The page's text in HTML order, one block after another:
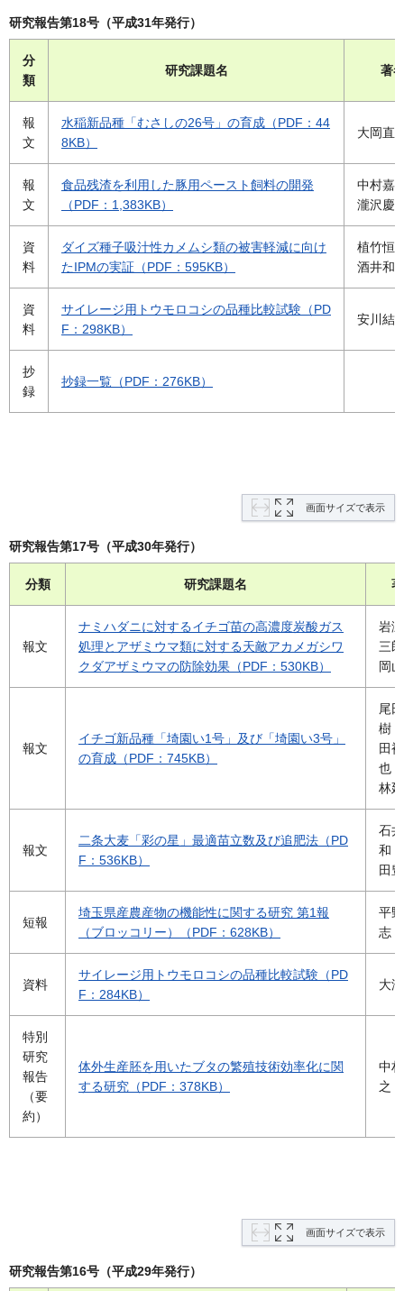
研究報告第18号（平成31年発行）
分
類
研究課題名 著
報
文
水稲新品種「むさしの26号」の育成（PDF：44
8KB）
大岡直
報
文
食品残渣を利用した豚用ペースト飼料の開発
（PDF：1,383KB）
中村嘉
瀧沢慶
資
料
ダイズ種子吸汁性カメムシ類の被害軽減に向け
たIPMの実証（PDF：595KB）
植竹恒
酒井和
資
料
サイレージ用トウモロコシの品種比較試験（PD
F：298KB）
安川結
抄
録
抄録一覧（PDF：276KB）
画面サイズで表示
研究報告第17号（平成30年発行）
分類 研究課題名
報文
ナミハダニに対するイチゴ苗の高濃度炭酸ガス
処理とアザミウマ類に対する天敵アカメガシワ
クダアザミウマの防除効果（PDF：530KB）
岩
三
岡
報文
イチゴ新品種「埼園い1号」及び「埼園い3号」
の育成（PDF：745KB）
尾
樹
田裕
也
林
報文
二条大麦「彩の星」最適苗立数及び追肥法（PD
F：536KB）
石
和
田
短報
埼玉県産農産物の機能性に関する研究 第1報
（ブロッコリー）（PDF：628KB）
平
志
資料
サイレージ用トウモロコシの品種比較試験（PD
F：284KB）
大
特別
研究
報告
（要
約）
体外生産胚を用いたブタの繁殖技術効率化に関
する研究（PDF：378KB）
中
之
画面サイズで表示
研究報告第16号（平成29年発行）